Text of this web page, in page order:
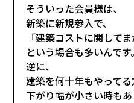
そういった会員様は、
新築に新規参入で、
「建築コストに関して
という場合も多いんです。
逆に、
建築を何十年もやってる
下がり幅が小さい時もあ